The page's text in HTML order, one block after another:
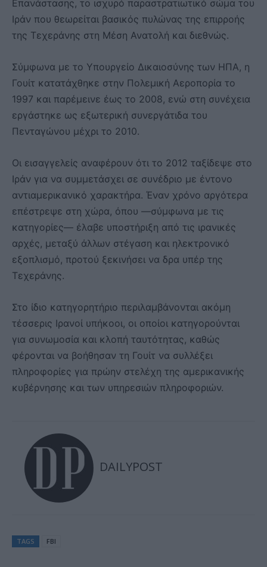
Επανάστασης, το ισχυρό παραστρατιωτικό σώμα του
Ιράν που θεωρείται βασικός πυλώνας της επιρροής
της Τεχεράνης στη Μέση Ανατολή και διεθνώς.
Σύμφωνα με το Υπουργείο Δικαιοσύνης των ΗΠΑ, η
Γουίτ κατατάχθηκε στην Πολεμική Αεροπορία το
1997 και παρέμεινε έως το 2008, ενώ στη συνέχεια
εργάστηκε ως εξωτερική συνεργάτιδα του
Πενταγώνου μέχρι το 2010.
Οι εισαγγελείς αναφέρουν ότι το 2012 ταξίδεψε στο
Ιράν για να συμμετάσχει σε συνέδριο με έντονο
αντιαμερικανικό χαρακτήρα. Έναν χρόνο αργότερα
επέστρεψε στη χώρα, όπου —σύμφωνα με τις
κατηγορίες— έλαβε υποστήριξη από τις ιρανικές
αρχές, μεταξύ άλλων στέγαση και ηλεκτρονικό
εξοπλισμό, προτού ξεκινήσει να δρα υπέρ της
Τεχεράνης.
Στο ίδιο κατηγορητήριο περιλαμβάνονται ακόμη
τέσσερις Ιρανοί υπήκοοι, οι οποίοι κατηγορούνται
για συνωμοσία και κλοπή ταυτότητας, καθώς
φέρονται να βοήθησαν τη Γουίτ να συλλέξει
πληροφορίες για πρώην στελέχη της αμερικανικής
κυβέρνησης και των υπηρεσιών πληροφοριών.
DAILYPOST
TAGS FBI